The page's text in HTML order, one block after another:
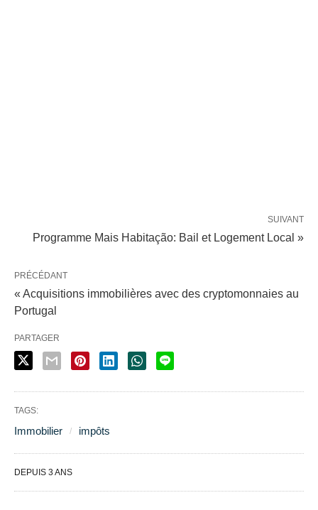
SUIVANT
Programme Mais Habitação: Bail et Logement Local »
PRÉCÉDANT
« Acquisitions immobilières avec des cryptomonnaies au
Portugal
PARTAGER
TAGS:
Immobilier impôts
DEPUIS 3 ANS